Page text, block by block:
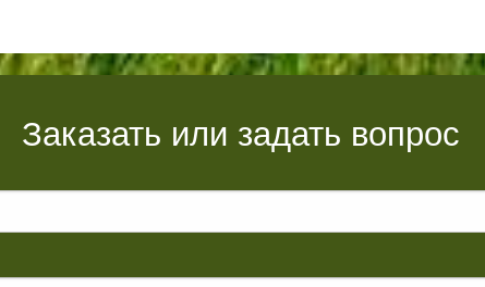
Заказать или задать вопрос